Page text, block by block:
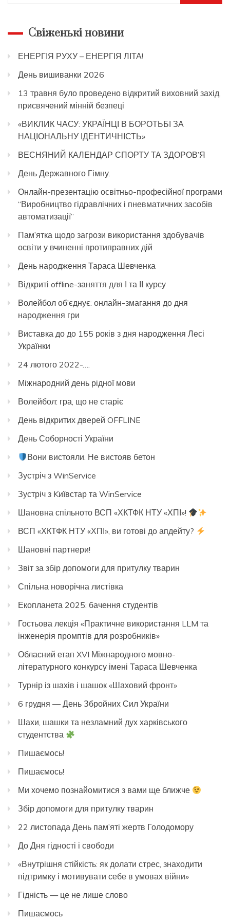
Свіженькі новини
ЕНЕРГІЯ РУХУ – ЕНЕРГІЯ ЛІТА!
День вишиванки 2026
13 травня було проведено відкритий виховний захід,
присвячений мінній безпеці
«ВИКЛИК ЧАСУ: УКРАЇНЦІ В БОРОТЬБІ ЗА
НАЦІОНАЛЬНУ ІДЕНТИЧНІСТЬ»
ВЕСНЯНИЙ КАЛЕНДАР СПОРТУ ТА ЗДОРОВ’Я
День Державного Гімну.
Онлайн-презентацію освітньо-професійної програми
“Виробництво гідравлічних і пневматичних засобів
автоматизації”
Пам’ятка щодо загрози використання здобувачів
освіти у вчиненні протиправних дій
День народження Тараса Шевченка
Відкриті offline-заняття для І та ІІ курсу
Волейбол об’єднує: онлайн-змагання до дня
народження гри
Виставка до до 155 років з дня народження Лесі
Українки
24 лютого 2022-….
Міжнародний день рідної мови
Волейбол: гра, що не старіє
День відкритих дверей OFFLINE
День Соборності України
Вони вистояли. Не вистояв бетон
Зустріч з WinService
Зустріч з Kиївстар та WinService
Шановна спільното ВСП «ХКТФК НТУ «ХПІ»!
ВСП «ХКТФК НТУ «ХПІ», ви готові до апдейту?
Шановні партнери!
Звіт за збір допомоги для притулку тварин
Спільна новорічна листівка
Екопланета 2025: бачення студентів
Гостьова лекція «Практичне використання LLM та
інженерія промптів для розробників»
Обласний етап XVI Міжнародного мовно-
літературного конкурсу імені Тараса Шевченка
Турнір із шахів і шашок «Шаховий фронт»
6 грудня — День Збройних Сил України
Шахи, шашки та незламний дух харківського
студентства
Пишаємось!
Пишаємось!
Ми хочемо познайомитися з вами ще ближче
Збір допомоги для притулку тварин
22 листопада День пам’яті жертв Голодомору
До Дня гідності і свободи
«Внутрішня стійкість: як долати стрес, знаходити
підтримку і мотивувати себе в умовах війни»
Гідність — це не лише слово
Пишаємось